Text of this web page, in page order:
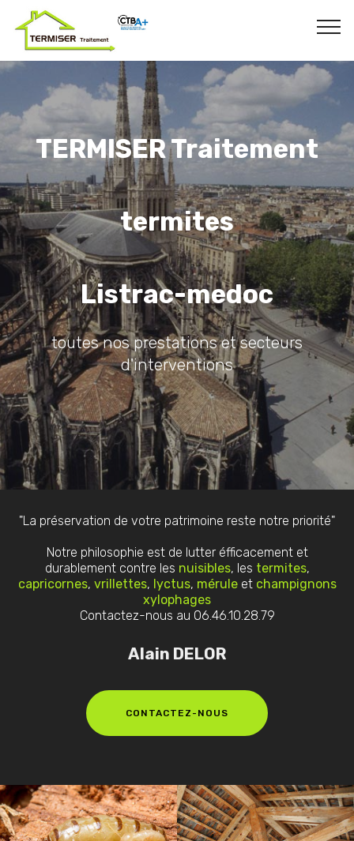
TERMISER Traitement
termites
Listrac-medoc
toutes nos prestations et secteurs
d'interventions
"La préservation de votre patrimoine reste notre priorité"
Notre philosophie est de lutter éfficacement et
durablement contre les nuisibles, les termites,
capricornes, vrillettes, lyctus, méruleet champignons
xylophages
Contactez-nous au 06.46.10.28.79
Alain DELOR
CONTACTEZ-NOUS